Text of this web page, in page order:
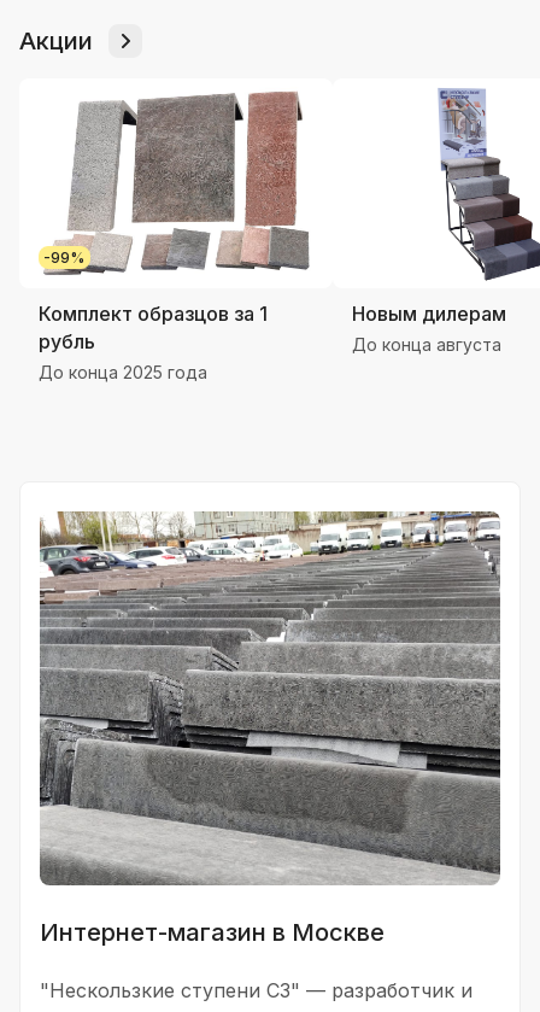
Акции
-99%
Комплект образцов за 1
рубль
До конца 2025 года
Новым дилерам
До конца августа
Интернет-магазин в Москве
"Нескользкие ступени С3" — разработчик и